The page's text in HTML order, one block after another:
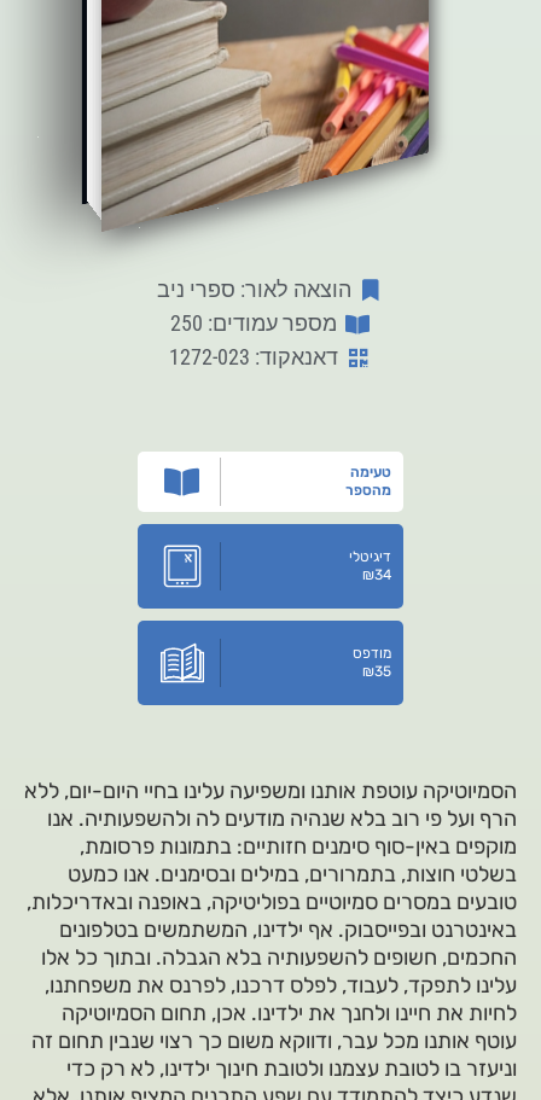
הוצאה לאור: ספרי ניב
מספר עמודים: 250
דאנאקוד: 1272-023
טעימה
מהספר
דיגיטלי
₪34
מודפס
₪35
הסמיוטיקה עוטפת אותנו ומשפיעה עלינו בחיי היום-יום, ללא
הרף ועל פי רוב בלא שנהיה מודעים לה ולהשפעותיה. אנו
מוקפים באין-סוף סימנים חזותיים: בתמונות פרסומת,
בשלטי חוצות, בתמרורים, במילים ובסימנים. אנו כמעט
טובעים במסרים סמיוטיים בפוליטיקה, באופנה ובאדריכלות,
באינטרנט ובפייסבוק. אף ילדינו, המשתמשים בטלפונים
החכמים, חשופים להשפעותיה בלא הגבלה. ובתוך כל אלו
עלינו לתפקד, לעבוד, לפלס דרכנו, לפרנס את משפחתנו,
לחיות את חיינו ולחנך את ילדינו. אכן, תחום הסמיוטיקה
עוטף אותנו מכל עבר, ודווקא משום כך רצוי שנבין תחום זה
וניעזר בו לטובת עצמנו ולטובת חינוך ילדינו, לא רק כדי